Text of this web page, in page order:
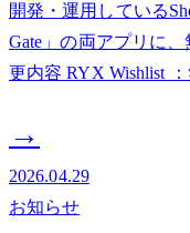
開発・運用している
Gate」の両アプリに
更内容 RYX Wishlist
→
2026.04.29
お知らせ